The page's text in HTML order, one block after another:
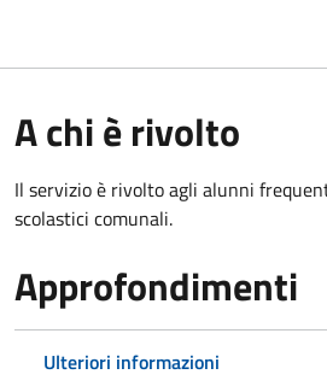
A chi è rivolto
Il servizio è rivolto agli alunni
scolastici comunali.
Approfondimenti
Ulteriori informazioni